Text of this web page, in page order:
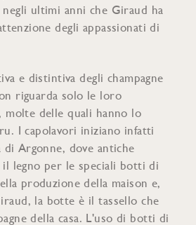
negli ultimi anni che Giraud ha
degli appassionati di
e distintiva degli champagne
riguarda solo le loro
molte delle quali hanno lo
I capolavori iniziano infatti
di Argonne, dove antiche
legno per le speciali botti di
produzione della maison e,
la botte è il tassello che
della casa. L'uso di botti di